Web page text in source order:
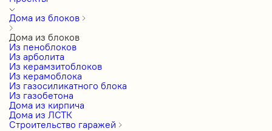
Дома из блоков
Дома из блоков
Из пеноблоков
Из арболита
Из керамзитоблоков
Из керамоблока
Из газосиликатного блока
Из газобетона
Дома из кирпича
Дома из ЛСТК
Строительство гаражей